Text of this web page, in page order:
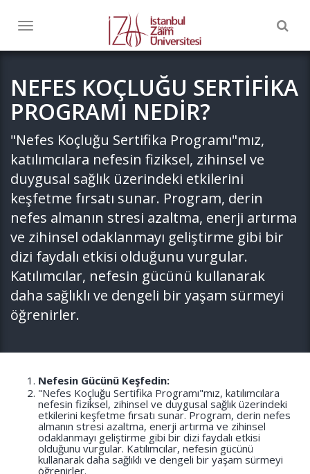
Toggle
NEFES KOÇLUĞU SERTİFİKA
PROGRAMI NEDİR?
"Nefes Koçluğu Sertifika Programı"mız,
katılımcılara nefesin fiziksel, zihinsel ve
duygusal sağlık üzerindeki etkilerini
keşfetme fırsatı sunar. Program, derin
nefes almanın stresi azaltma, enerji artırma
ve zihinsel odaklanmayı geliştirme gibi bir
dizi faydalı etkisi olduğunu vurgular.
Katılımcılar, nefesin gücünü kullanarak
daha sağlıklı ve dengeli bir yaşam sürmeyi
öğrenirler.
Nefesin Gücünü Keşfedin:
"Nefes Koçluğu Sertifika Programı"mız, katılımcılara
nefesin fiziksel, zihinsel ve duygusal sağlık üzerindeki
etkilerini keşfetme fırsatı sunar. Program, derin nefes
almanın stresi azaltma, enerji artırma ve zihinsel
odaklanmayı geliştirme gibi bir dizi faydalı etkisi
olduğunu vurgular. Katılımcılar, nefesin gücünü
kullanarak daha sağlıklı ve dengeli bir yaşam sürmeyi
öğrenirler.